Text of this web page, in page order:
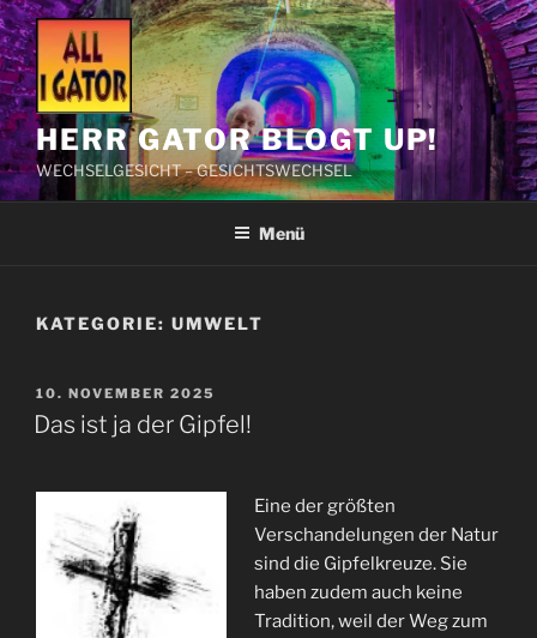
Zum
Inhalt
springen
HERR GATOR BLOGT UP!
WECHSELGESICHT – GESICHTSWECHSEL
Menü
KATEGORIE: UMWELT
VERÖFFENTLICHT
AM
10. NOVEMBER 2025
Das ist ja der Gipfel!
Eine der größten
Verschandelungen der Natur
sind die Gipfelkreuze. Sie
haben zudem auch keine
Tradition, weil der Weg zum